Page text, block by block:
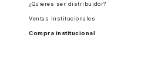
¿Quieres ser distribuidor?
Ventas Institucionales
Compra institucional